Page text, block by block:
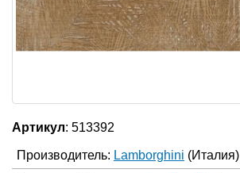
Артикул: 513392
Производитель: Lamborghini (Италия)